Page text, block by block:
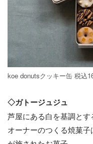
koe donutsクッキー缶 税込
◇ガトージュジュ
芦屋にある白を基調とす
オーナーのつくる焼菓